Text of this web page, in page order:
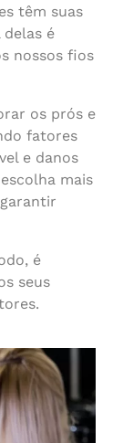
têm suas
delas é
nossos fios
os prós e
fatores
e danos
mais
é
seus